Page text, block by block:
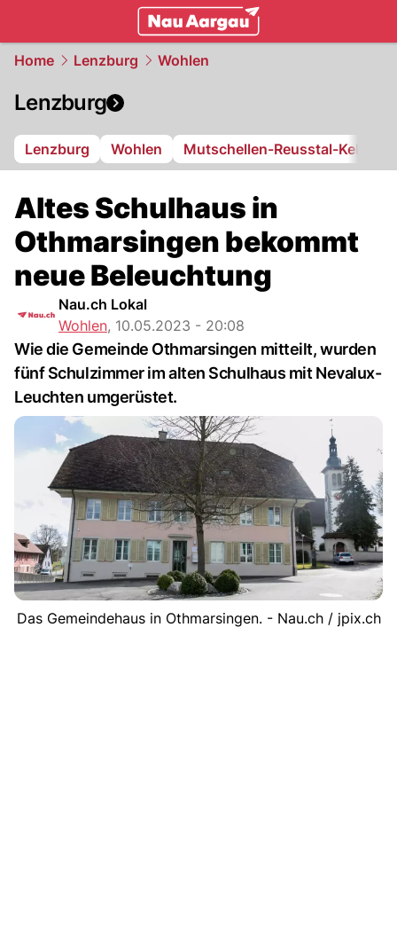
Home Lenzburg Wohlen
Lenzburg
Lenzburg Wohlen Mutschellen-Reusstal-
Altes Schulhaus in
Othmarsingen bekommt
neue Beleuchtung
Nau.ch Lokal
Wohlen, 10.05.2023 - 20:08
Wie die Gemeinde Othmarsingen mitteilt, wurden
fünf Schulzimmer im alten Schulhaus mit Nevalux-
Leuchten umgerüstet.
Das Gemeindehaus in Othmarsingen. - Nau.ch / jpix.ch